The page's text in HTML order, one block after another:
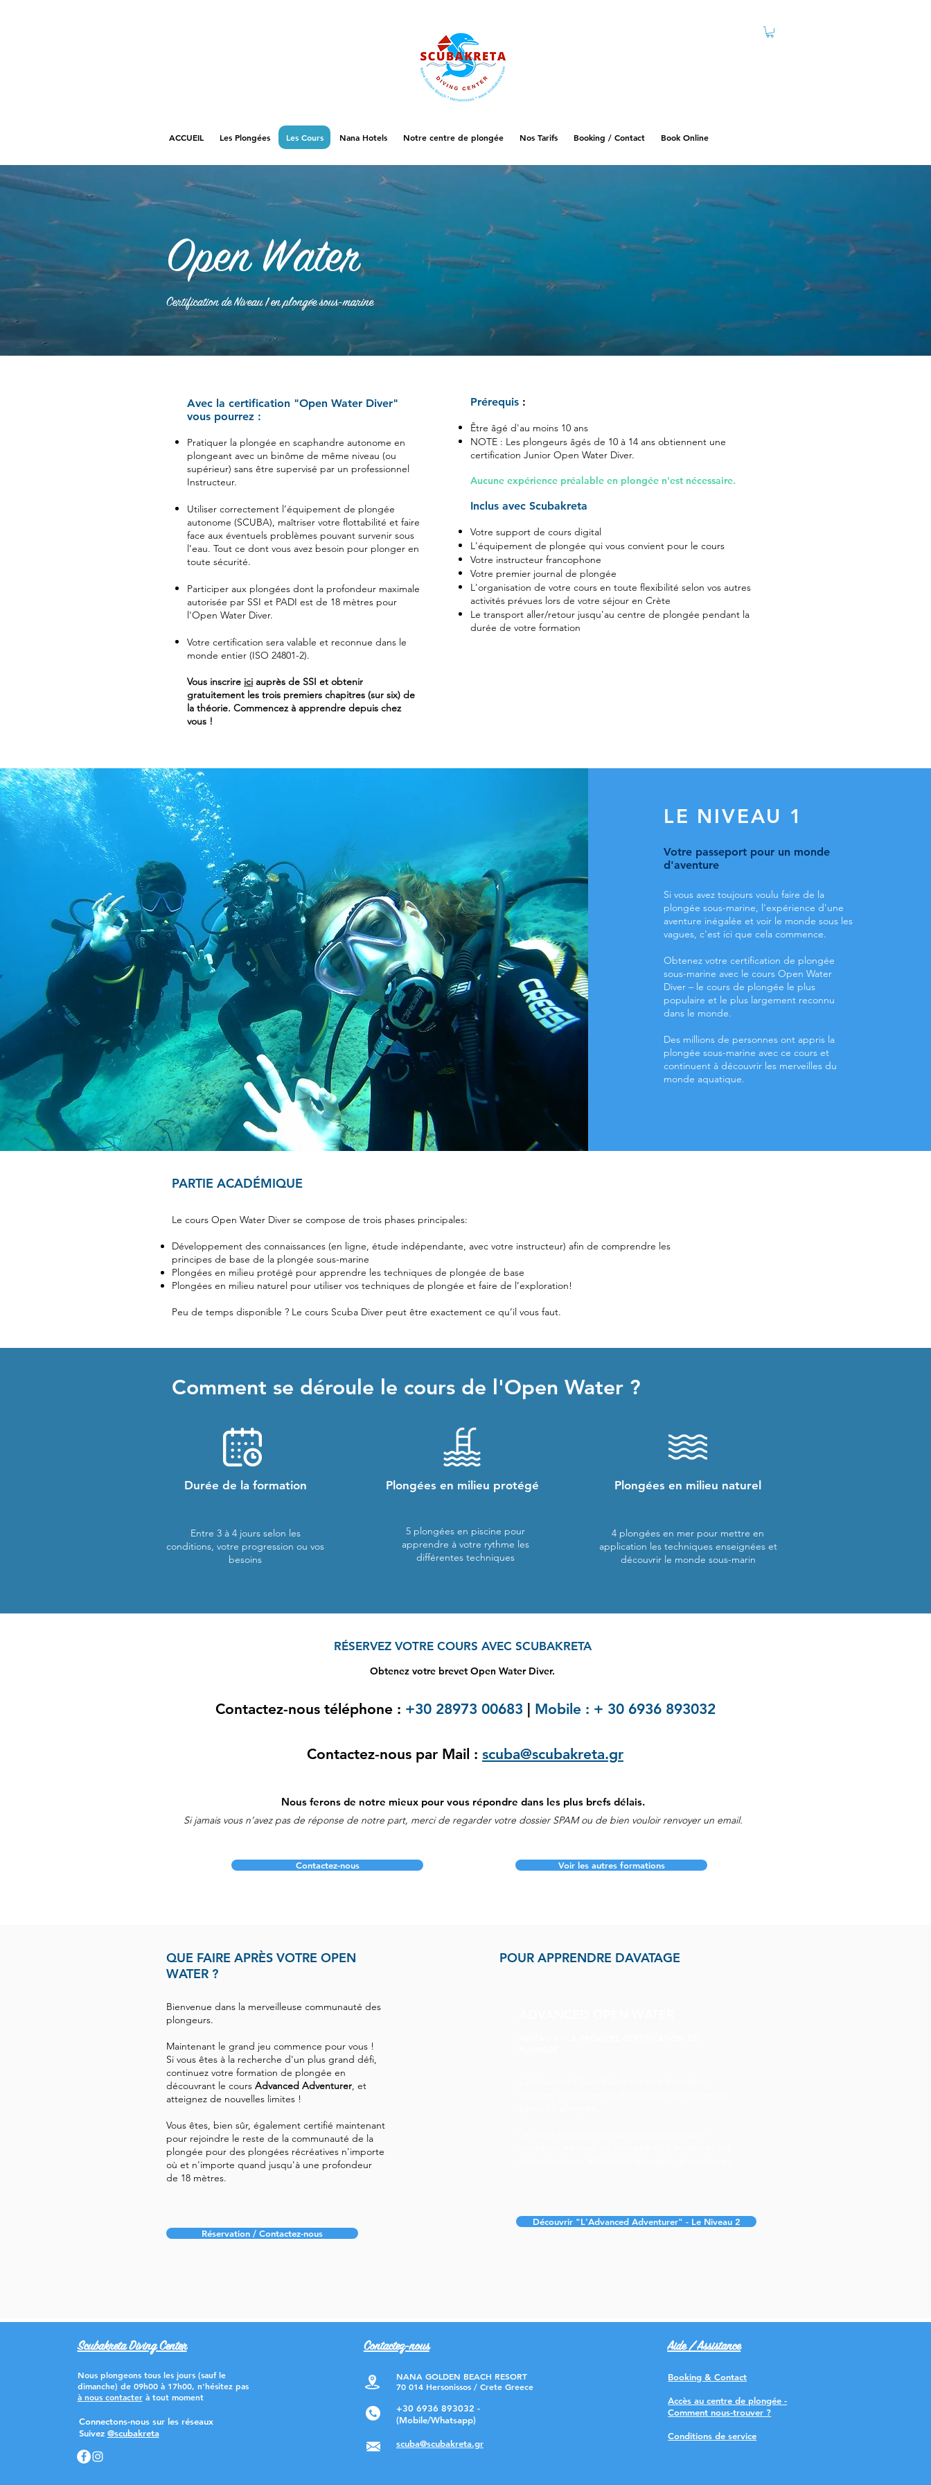
ACCUEIL Les Plongées Les Cours Nana Hotels Notre centre de plongée Nos Tarifs Booking / Contact Book Online
Open Water
Certification de Niveau 1en plongée sous-marine
Avec la certification "Open Water Diver"
vous pourrez :
Pratiquer la plongée en scaphandre autonome en
plongeant avec un binôme de même niveau (ou
supérieur) sans être supervisé par un professionnel
Instructeur.
Utiliser correctement l’équipement de plongée
autonome (SCUBA), maîtriser votre flottabilité et faire
face aux éventuels problèmes pouvant survenir sous
l’eau. Tout ce dont vous avez besoin pour plonger en
toute sécurité.
Participer aux plongées dont la profondeur maximale
autorisée par SSI et PADI est de 18 mètres pour
l'Open Water Diver.
Votre certification sera valable et reconnue dans le
monde entier (ISO 24801-2).
Vous inscrire ici auprès de SSI et obtenir
gratuitement les trois premiers chapitres (sur six) de
la théorie. Commencez à apprendre depuis chez
vous !
Prérequis :
Être âgé d'au moins 10 ans​
NOTE : Les plongeurs âgés de 10 à 14 ans obtiennent une
certification Junior Open Water Diver.
Aucune expérience préalable en plongée n'est nécessaire.
Inclus avec Scubakreta
Votre support de cours digital
L'équipement de plongée qui vous convient pour le cours
Votre instructeur francophone
Votre premier journal de plongée
L'organisation de votre cours en toute flexibilité selon vos autres
activités prévues lors de votre séjour en Crète
Le transport aller/retour jusqu'au centre de plongée pendant la
durée de votre formation
LE NIVEAU 1
Votre passeport pour un monde
d'aventure
Si vous avez toujours voulu faire de la
plongée sous-marine, l'expérience d'une
aventure inégalée et voir le monde sous les
vagues, c'est ici que cela commence.
Obtenez votre certification de plongée
sous-marine avec le cours Open Water
Diver – le cours de plongée le plus
populaire et le plus largement reconnu
dans le monde.
Des millions de personnes ont appris la
plongée sous-marine avec ce cours et
continuent à découvrir les merveilles du
monde aquatique.
PARTIE ACADÉMIQUE
Le cours Open Water Diver se compose de trois phases principales:
Développement des connaissances (en ligne, étude indépendante, avec votre instructeur) afin de comprendre les
principes de base de la plongée sous-marine
Plongées en milieu protégé pour apprendre les techniques de plongée de base
Plongées en milieu naturel pour utiliser vos techniques de plongée et faire de l’exploration!
Peu de temps disponible ? Le cours Scuba Diver peut être exactement ce qu’il vous faut.
Comment se déroule le cours de l'Open Water ?
Durée de la formation
Entre 3 à 4 jours selon les
conditions, votre progression ou vos
besoins
Plongées en milieu protégé
5 plongées en piscine pour
apprendre à votre rythme les
différentes techniques
Plongées en milieu naturel
4 plongées en mer pour mettre en
application les techniques enseignées et
découvrir le monde sous-marin
RÉSERVEZ VOTRE COURS AVEC SCUBAKRETA
Obtenez votre brevet Open Water Diver.​
Contactez-nous téléphone : +30 28973 00683 | Mobile : + 30 6936 893032
Contactez-nous par Mail : scuba@scubakreta.gr
Nous ferons de notre mieux pour vous répondre dans les plus brefs délais.
Si jamais vous n’avez pas de réponse de notre part, merci de regarder votre dossier SPAM ou de bien vouloir renvoyer un email.
Contactez-nous Voir les autres formations
QUE FAIRE APRÈS VOTRE OPEN
WATER ?
Bienvenue dans la merveilleuse communauté des
plongeurs.
Maintenant le grand jeu commence pour vous ! ​
Si vous êtes à la recherche d'un plus grand défi,
continuez votre formation de plongée en
découvrant le cours Advanced Adventurer, et
atteignez de nouvelles limites !
Vous êtes, bien sûr, également certifié maintenant
pour rejoindre le reste de la communauté de la
plongée pour des plongées récréatives n'importe
où et n'importe quand jusqu'à une profondeur
de 18 mètres.
Réservation / Contactez-nous
POUR APPRENDRE DAVATAGE
Découvrir "L'Advanced Adventurer" - Le Niveau 2
Scubakreta Diving Center
Nous plongeons tous les jours (sauf le
dimanche) de 09h00 à 17h00, n'hésitez pas
à nous contacterà tout moment
Connectons-nous sur les réseaux
Suivez @scubakreta
Contactez-nous
NANA GOLDEN BEACH RESORT
70 014 Hersonissos / Crete Greece
+30 6936 893032 -
(Mobile/Whatsapp)
scuba@scubakreta.gr
Aide / Assistance
Booking & Contact
Accès au centre de plongée -
Comment nous-trouver ?
Conditions de service